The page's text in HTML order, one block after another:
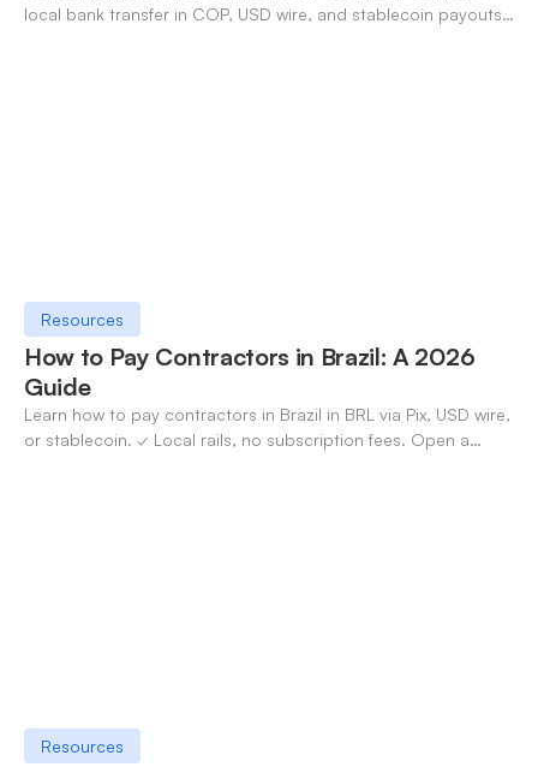
local bank transfer in COP, USD wire, and stablecoin payouts.
Resources
How to Pay Contractors in Brazil: A 2026
Guide
Learn how to pay contractors in Brazil in BRL via Pix, USD wire,
or stablecoin. ✓ Local rails, no subscription fees. Open a
Resources